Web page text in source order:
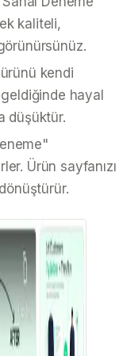
kaliteli,
kendi
hayal
düşüktür.
Ürün sayfanızı